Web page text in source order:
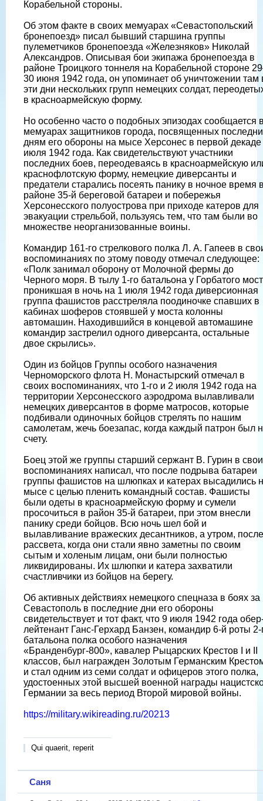
Корабельной стороны.
Об этом факте в своих мемуарах «Севастопольский
бронепоезд» писал бывший старшина группы
пулеметчиков бронепоезда «Железняков» Николай
Александров. Описывая бои экипажа бронепоезда в
районе Троицкого тоннеля на Корабельной стороне
30 июня 1942 года, он упоминает об уничтожении там
эти дни нескольких групп немецких солдат,
в красноармейскую форму.
Но особенно часто о подобных эпизодах сообщается
мемуарах защитников города, посвященных
дням его обороны на мысе Херсонес в первой декаде
июля 1942 года. Как свидетельствуют участники
последних боев, переодеваясь в красноармейскую
краснофлотскую форму, немецкие диверсанты и
предатели старались посеять панику в ночное время
районе 35-й береговой батареи и побережья
Херсонесского полуострова при приходе катеров для
эвакуации стрельбой, пользуясь тем, что там были во
множестве неорганизованные воины.
Командир 161-го стрелкового полка Л. А. Гапеев в
воспоминаниях по этому поводу отмечал следующее:
«Полк занимал оборону от Молочной фермы до
Черного моря. В тылу 1-го батальона у Горбатого
проникшая в ночь на 1 июля 1942 года диверсионная
группа фашистов расстреляла поодиночке спавших в
кабинах шоферов стоявшей у моста колонны
автомашин. Находившийся в концевой автомашине
командир застрелил одного диверсанта, остальные
двое скрылись».
Один из бойцов Группы особого назначения
Черноморского флота Н. Монастырский отмечал в
своих воспоминаниях, что 1-го и 2 июля 1942 года на
территории Херсонесского аэродрома вылавливали
немецких диверсантов в форме матросов, которые
подбивали одиночных бойцов стрелять по нашим
самолетам, жечь боезапас, когда каждый патрон был
счету.
Боец этой же группы старший сержант В. Гурин в
воспоминаниях написал, что после подрыва батареи
группы фашистов на шлюпках и катерах высадились
мысе с целью пленить командный состав. Фашисты
были одеты в красноармейскую форму и сумели
просочиться в район 35-й батареи, при этом внесли
панику среди бойцов. Всю ночь шел бой и
вылавливание вражеских десантников, а утром, после
рассвета, когда они стали явно заметны по своим
сытым и холеным лицам, они были полностью
ликвидированы. Их шлюпки и катера захватили
счастливчики из бойцов на берегу.
Об активных действиях немецкого спецназа в боях за
Севастополь в последние дни его обороны
свидетельствует и тот факт, что 9 июля 1942 года
лейтенант Ганс-Герхард Банзен, командир 6-й роты 2-
батальона полка особого назначения
«Бранденбург-800», кавалер Рыцарских Крестов I и II
классов, был награжден Золотым Германским
и стал одним из семи солдат и офицеров этого полка,
удостоенных этой высшей военной награды
Германии за весь период Второй мировой войны.
https://military.wikireading.ru/20213
Qui quaerit, reperit
Саня